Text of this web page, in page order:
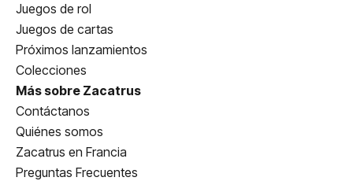
Juegos de rol
Juegos de cartas
Próximos lanzamientos
Colecciones
Más sobre Zacatrus
Contáctanos
Quiénes somos
Zacatrus en Francia
Preguntas Frecuentes